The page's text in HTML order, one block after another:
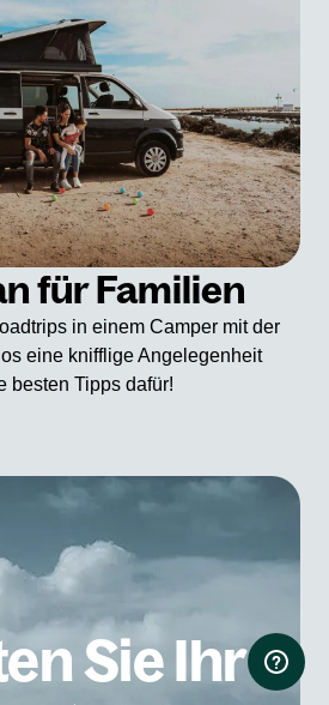
für Familien
in einem Camper mit der
eine knifflige Angelegenheit
besten Tipps dafür!
Sie Ihr